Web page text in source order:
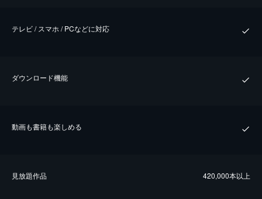
テレビ / スマホ / PCなどに対応
ダウンロード機能
動画も書籍も楽しめる
⾒放題作品 420,000本以上